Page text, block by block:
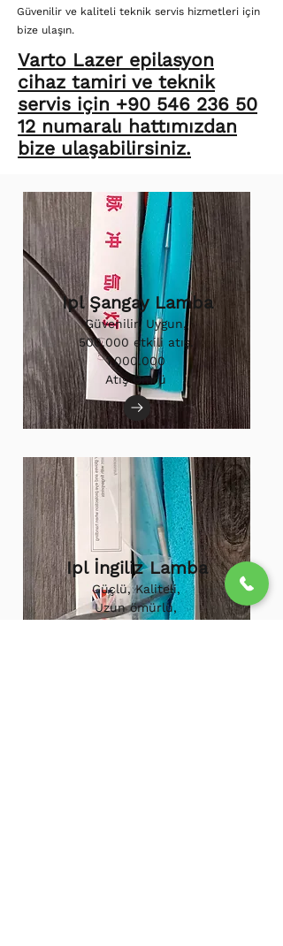
Güvenilir ve kaliteli teknik servis hizmetleri için
bize ulaşın.
Varto Lazer epilasyon
cihaz tamiri ve teknik
servis için +90 546 236 50
12 numaralı hattımızdan
bize ulaşabilirsiniz.
Ipl Şangay Lamba
Güvenilir, Uygun,
500.000 etkili atış.
1.000.000
Atış Ömrü
Ipl İngiliz Lamba
Güçlü, Kaliteli,
Uzun ömürlü,